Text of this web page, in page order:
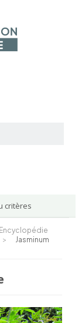
critères
Encyclopédie
>
Jasminum